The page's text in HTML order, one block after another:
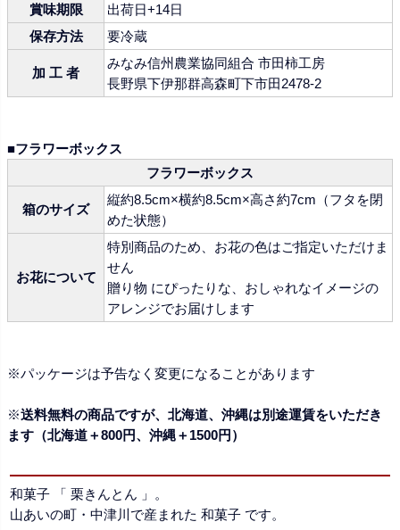
賞味期限
出荷日+14日
保存方法
要冷蔵
加 工 者
みなみ信州農業協同組合 市田柿工房
長野県下伊那群高森町下市田2478-2
■フラワーボックス
フラワーボックス
箱のサイズ
縦約8.5cm×横約8.5cm×高さ約7cm（フタを閉
めた状態）
お花について
特別商品のため、お花の色はご指定いただけま
せん
贈り物 にぴったりな、おしゃれなイメージの
アレンジでお届けします
※パッケージは予告なく変更になることがあります
※送料無料の商品ですが、北海道、沖縄は別途運賃をいただき
ます（北海道＋800円、沖縄＋1500円）
和菓子 「 栗きんとん 」。
山あいの町・中津川で産まれた 和菓子 です。